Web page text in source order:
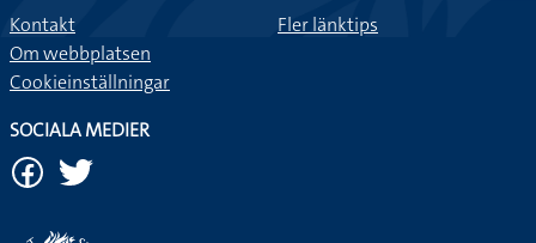
Kontakt
Om webbplatsen
Cookieinställningar
Fler länktips
SOCIALA MEDIER